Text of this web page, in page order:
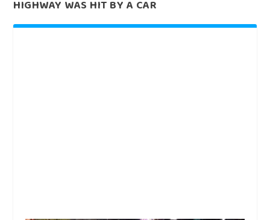
HIGHWAY WAS HIT BY A CAR